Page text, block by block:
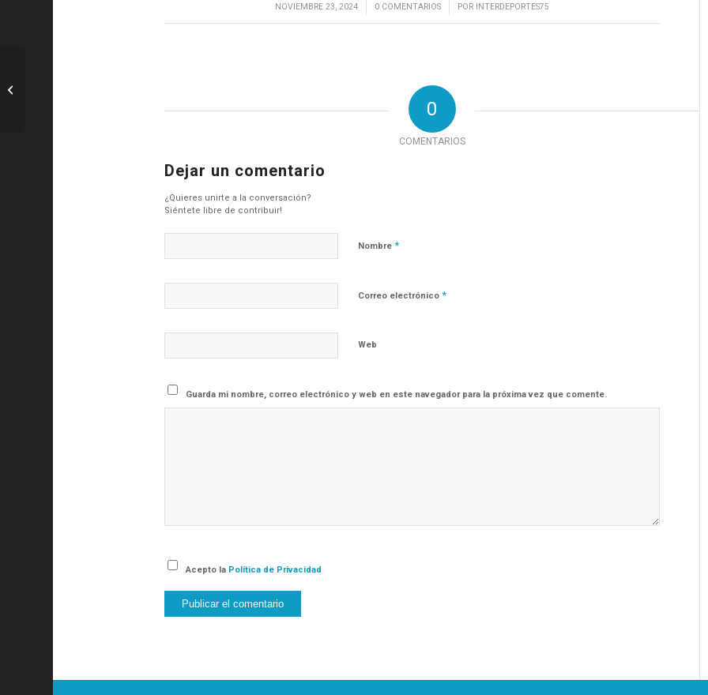
NOVIEMBRE 23, 2024
/ 0 COMENTARIOS
/ POR INTERDEPORTES75
0
COMENTARIOS
Dejar un comentario
¿Quieres unirte a la conversación?
Siéntete libre de contribuir!
Nombre *
Correo electrónico *
Web
Guarda mi nombre, correo electrónico y web en este navegador para la próxima vez que comente.
Acepto la Política de Privacidad